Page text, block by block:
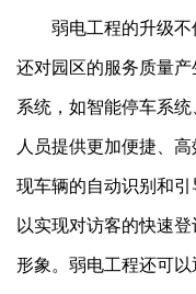
弱电工程的升级不
还对园区的服务质量
系统，如智能停车系
人员提供更加便捷、
现车辆的自动识别和
以实现对访客的快速
形象。弱电工程还可